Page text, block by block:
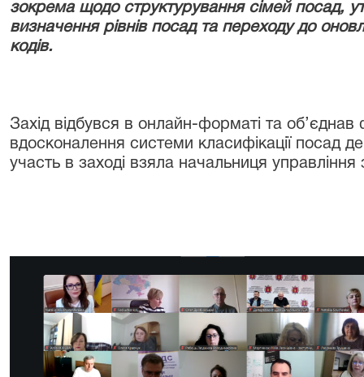
зокрема щодо структурування сімей посад,
визначення рівнів посад та переходу до
кодів.
Захід відбувся в онлайн-форматі та об’єднав
вдосконалення системи класифікації посад
участь в заході взяла начальниця